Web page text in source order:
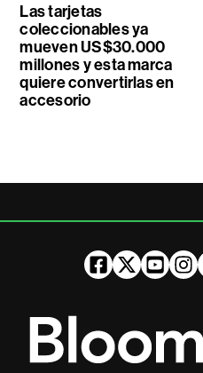
Las tarjetas
coleccionables ya
mueven US$30.000
millones y esta marca
quiere convertirlas en
accesorio